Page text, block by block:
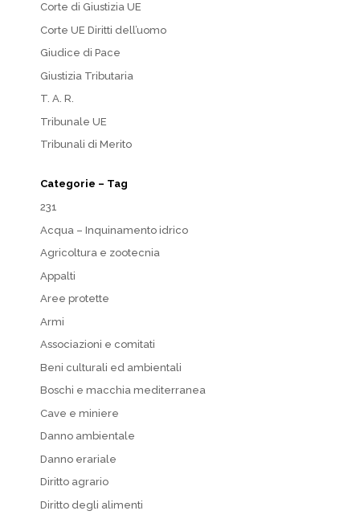
Corte di Giustizia UE
Corte UE Diritti dell’uomo
Giudice di Pace
Giustizia Tributaria
T. A. R.
Tribunale UE
Tribunali di Merito
Categorie – Tag
231
Acqua – Inquinamento idrico
Agricoltura e zootecnia
Appalti
Aree protette
Armi
Associazioni e comitati
Beni culturali ed ambientali
Boschi e macchia mediterranea
Cave e miniere
Danno ambientale
Danno erariale
Diritto agrario
Diritto degli alimenti